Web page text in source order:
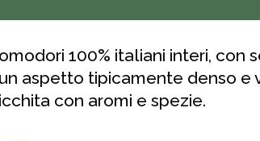
100% italiani interi, con
aspetto tipicamente denso e
con aromi e spezie.